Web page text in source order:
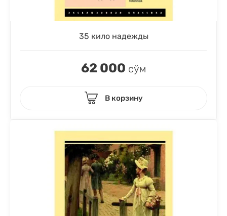
35 кило надежды
62 000 сўм
В корзину